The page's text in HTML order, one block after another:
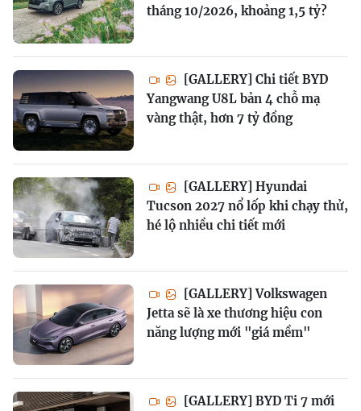
tháng 10/2026, khoảng 1,5 tỷ?
[GALLERY] Chi tiết BYD
Yangwang U8L bản 4 chỗ mạ
vàng thật, hơn 7 tỷ đồng
[GALLERY] Hyundai
Tucson 2027 nổ lốp khi chạy thử,
hé lộ nhiều chi tiết mới
[GALLERY] Volkswagen
Jetta sẽ là xe thương hiệu con
năng lượng mới "giá mềm"
[GALLERY] BYD Ti 7 mới